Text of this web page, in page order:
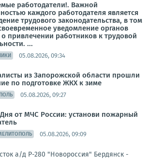
работодатели!. Важной
каждого работодателя является
трудового законодательства, в том
уведомление органов
о привлечении работников к трудовой
...
05.08.2026, 09:34
из Запорожской области прошли
по подготовке ЖКХ к зиме
05.08.2026, 09:27
от МЧС России: установи пожарный
05.08.2026, 09:09
а/д Р-280 "Новороссия" Бердянск -